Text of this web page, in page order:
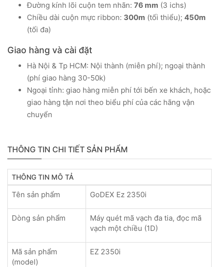
Đường kính lõi cuộn tem nhãn: 76 mm (3 ichs)
Chiều dài cuộn mực ribbon: 300m (tối thiểu); 450m
(tối đa)
Giao hàng và cài đặt
Hà Nội & Tp HCM: Nội thành (miễn phí); ngoại thành
(phí giao hàng 30-50k)
Ngoại tỉnh: giao hàng miễn phí tới bến xe khách, hoặc
giao hàng tận nơi theo biểu phí của các hãng vận
chuyển
THÔNG TIN CHI TIẾT SẢN PHẨM
THÔNG TIN MÔ TẢ
Tên sản phẩm GoDEX Ez 2350i
Dòng sản phẩm
Máy quét mã vạch đa tia, đọc mã
vạch một chiều (1D)
Mã sản phẩm
(model)
EZ 2350i